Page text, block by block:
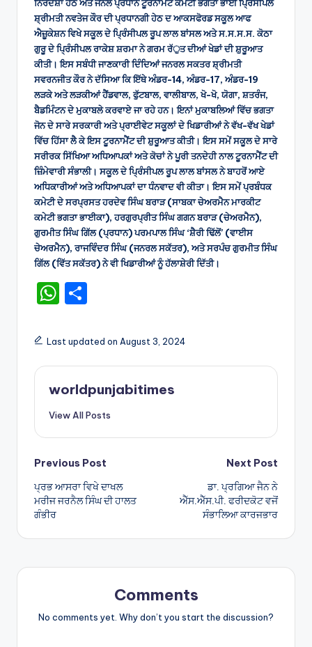
ਨਿਰਦੇਸ਼ਾਂ ਹੇਠ ਅਤੇ ਜੋਨਲ ਪ੍ਰਧਾਨ ਟੂਰਨਾਮੈਂਟ ਕਮੇਟੀ ਭਗਤਾ ਭਾਈ ਪਿ੍ਰੰਸੀਪਲ
ਸ਼੍ਰੀਮਤੀ ਨਵਤੇਜ ਕੌਰ ਦੀ ਪ੍ਰਧਾਨਗੀ ਹੇਠ ਦ ਆਕਸਫੋਰਡ ਸਕੂਲ ਆਫ
ਐਜ਼ੂਕੇਸ਼ਨ ਵਿਖੇ ਸਕੂਲ ਦੇ ਪਿ੍ਰੰਸੀਪਲ ਰੂਪ ਲਾਲ ਬਾਂਸਲ ਅਤੇ ਸ.ਸ.ਸ.ਸ. ਕੋਠਾ
ਗੁਰੂ ਦੇ ਪਿ੍ਰੰਸੀਪਲ ਰਾਕੇਸ਼ ਸ਼ਰਮਾ ਨੇ ਗਰਮ ਰੱੁਤ ਦੀਆਂ ਖੇਡਾਂ ਦੀ ਸ਼ੁਰੂਆਤ
ਕੀਤੀ। ਇਸ ਸਬੰਧੀ ਜਾਣਕਾਰੀ ਦਿੰਦਿਆਂ ਜਨਰਲ ਸਕਤਰ ਸ਼੍ਰੀਮਤੀ
ਸਵਰਨਜੀਤ ਕੌਰ ਨੇ ਦੱਸਿਆ ਕਿ ਇੱਥੇ ਅੰਡਰ-14, ਅੰਡਰ-17, ਅੰਡਰ-19
ਲੜਕੇ ਅਤੇ ਲੜਕੀਆਂ ਹੈਂਡਵਾਲ, ਫੁੱਟਬਾਲ, ਵਾਲੀਬਾਲ, ਖੋ-ਖੋ, ਯੋਗਾ, ਸ਼ਤਰੰਜ,
ਬੈਡਮਿੰਟਨ ਦੇ ਮੁਕਾਬਲੇ ਕਰਵਾਏ ਜਾ ਰਹੇ ਹਨ। ਇਨਾਂ ਮੁਕਾਬਲਿਆਂ ਵਿੱਚ ਭਗਤਾ
ਜੋਨ ਦੇ ਸਾਰੇ ਸਰਕਾਰੀ ਅਤੇ ਪ੍ਰਾਈਵੇਟ ਸਕੂਲਾਂ ਦੇ ਖਿਡਾਰੀਆਂ ਨੇ ਵੱਖ-ਵੱਖ ਖੇਡਾਂ
ਵਿੱਚ ਹਿੱਸਾ ਲੈ ਕੇ ਇਸ ਟੂਰਨਾਮੈਂਟ ਦੀ ਸ਼ੁਰੂਆਤ ਕੀਤੀ। ਇਸ ਸਮੇਂ ਸਕੂਲ ਦੇ ਸਾਰੇ
ਸਰੀਰਕ ਸਿੱਖਿਆ ਅਧਿਆਪਕਾਂ ਅਤੇ ਕੋਚਾਂ ਨੇ ਪੂਰੀ ਤਨਦੇਹੀ ਨਾਲ ਟੂਰਨਾਮੈਂਟ ਦੀ
ਜ਼ਿੰਮੇਵਾਰੀ ਸੰਭਾਲੀ। ਸਕੂਲ ਦੇ ਪਿ੍ਰੰਸੀਪਲ ਰੂਪ ਲਾਲ ਬਾਂਸਲ ਨੇ ਬਾਹਰੋਂ ਆਏ
ਅਧਿਕਾਰੀਆਂ ਅਤੇ ਅਧਿਆਪਕਾਂ ਦਾ ਧੰਨਵਾਦ ਵੀ ਕੀਤਾ। ਇਸ ਸਮੇਂ ਪ੍ਰਬੰਧਕ
ਕਮੇਟੀ ਦੇ ਸਰਪ੍ਰਸਤ ਹਰਦੇਵ ਸਿੰਘ ਬਰਾੜ (ਸਾਬਕਾ ਚੇਅਰਮੈਨ ਮਾਰਕੀਟ
ਕਮੇਟੀ ਭਗਤਾ ਭਾਈਕਾ), ਹਰਗੁਰਪ੍ਰੀਤ ਸਿੰਘ ਗਗਨ ਬਰਾੜ (ਚੇਅਰਮੈਨ),
ਗੁਰਮੀਤ ਸਿੰਘ ਗਿੱਲ (ਪ੍ਰਧਾਨ) ਪਰਮਪਾਲ ਸਿੰਘ ‘ਸ਼ੈਰੀ ਢਿੱਲੋਂ’ (ਵਾਈਸ
ਚੇਅਰਮੈਨ), ਰਾਜਵਿੰਦਰ ਸਿੰਘ (ਜਨਰਲ ਸਕੱਤਰ), ਅਤੇ ਸਰਪੰਚ ਗੁਰਮੀਤ ਸਿੰਘ
ਗਿੱਲ (ਵਿੱਤ ਸਕੱਤਰ) ਨੇ ਵੀ ਖਿਡਾਰੀਆਂ ਨੂੰ ਹੱਲਾਸ਼ੇਰੀ ਦਿੱਤੀ।
W
a
ts
A
p
ar
e
Last updated on August 3, 2024
worldpunjabitimes
View All Posts
Post
navigation
Previous Post
ਪ੍ਰਭ ਆਸਰਾ ਵਿਖੇ ਦਾਖਲ
ਮਰੀਜ ਜਰਨੈਲ ਸਿੰਘ ਦੀ ਹਾਲਤ
ਗੰਭੀਰ
Next Post
ਡਾ. ਪ੍ਰਗਿਆ ਜੈਨ ਨੇ
ਐੱਸ.ਐੱਸ.ਪੀ. ਫਰੀਦਕੋਟ ਵਜੋਂ
ਸੰਭਾਲਿਆ ਕਾਰਜਭਾਰ
Comments
No comments yet. Why don’t you start the discussion?